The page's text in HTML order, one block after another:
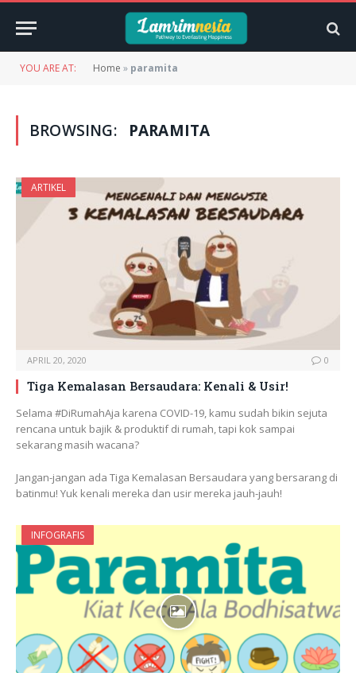
YOU ARE AT: Home » paramita
BROWSING: PARAMITA
ARTIKEL
APRIL 20, 2020 0
Tiga Kemalasan Bersaudara: Kenali & Usir!
Selama #DiRumahAja karena COVID-19, kamu sudah bikin sejuta
rencana untuk bajik & produktif di rumah, tapi kok sampai
sekarang masih wacana?
Jangan-jangan ada Tiga Kemalasan Bersaudara yang bersarang di
batinmu! Yuk kenali mereka dan usir mereka jauh-jauh!
INFOGRAFIS